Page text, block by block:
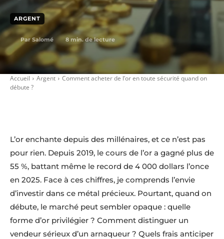
ARGENT
Par Salomé 8 min. de lecture
Accueil Argent
Comment acheter de l’or en toute sécurité quand on
débute ?
L’or enchante depuis des millénaires, et ce n’est pas
pour rien. Depuis 2019, le cours de l’or a gagné plus de
55 %, battant même le record de 4 000 dollars l’once
en 2025. Face à ces chiffres, je comprends l’envie
d’investir dans ce métal précieux. Pourtant, quand on
débute, le marché peut sembler opaque : quelle
forme d’or privilégier ? Comment distinguer un
vendeur sérieux d’un arnaqueur ? Quels frais anticiper